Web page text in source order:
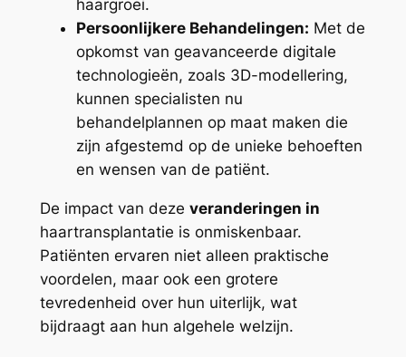
haargroei.
Persoonlijkere Behandelingen: Met de
opkomst van geavanceerde digitale
technologieën, zoals 3D-modellering,
kunnen specialisten nu
behandelplannen op maat maken die
zijn afgestemd op de unieke behoeften
en wensen van de patiënt.
De impact van deze veranderingen in
haartransplantatie is onmiskenbaar.
Patiënten ervaren niet alleen praktische
voordelen, maar ook een grotere
tevredenheid over hun uiterlijk, wat
bijdraagt aan hun algehele welzijn.